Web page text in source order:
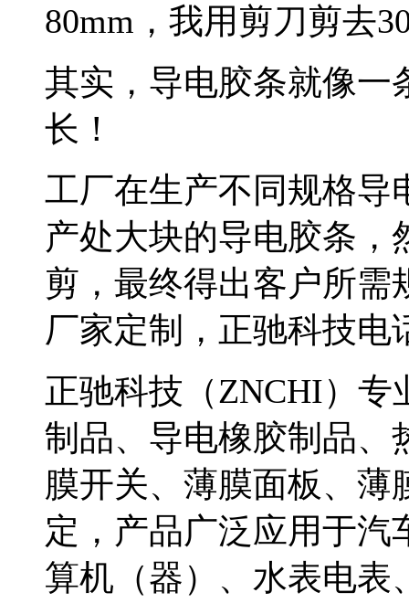
80mm，我用剪刀剪去
其实，导电胶条就像一
长！
工厂在生产不同规格导
产处大块的导电胶条，
剪，最终得出客户所需
厂家定制，正驰科技电
正驰科技（ZNCHI）
制品、导电橡胶制品、
膜开关、薄膜面板、薄
定，产品广泛应用于汽
算机（器）、水表电表